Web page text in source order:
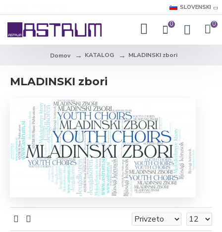
SLOVENSKI
0 0
Domov KATALOG MLADINSKI zbori
MLADINSKI zbori